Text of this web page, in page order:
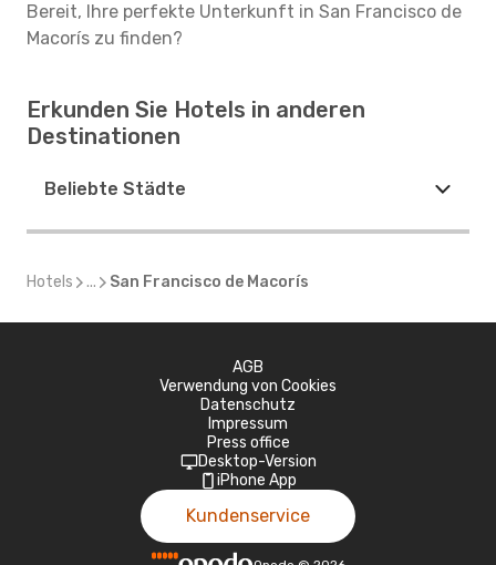
Bereit, Ihre perfekte Unterkunft in San Francisco de
Macorís zu finden?
Erkunden Sie Hotels in anderen
Destinationen
Beliebte Städte
Hotels ... San Francisco de Macorís
AGB
Verwendung von Cookies
Datenschutz
Impressum
Press office
Desktop-Version
iPhone App
Kundenservice